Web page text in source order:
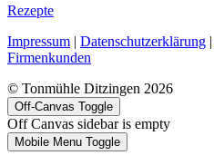
Rezepte
Impressum | Datenschutzerklärung |
Firmenkunden
© Tonmühle Ditzingen 2026
Off-Canvas Toggle
Off Canvas sidebar is empty
Mobile Menu Toggle